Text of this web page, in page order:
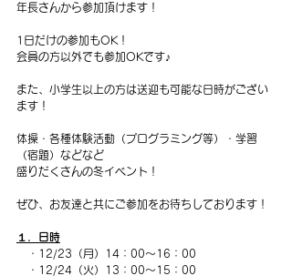
年長さんから参加頂けます！
1日だけの参加もOK！
会員の方以外でも参加OKです♪
また、小学生以上の方は送迎も可能な日時がござい
ます！
体操・各種体験活動（プログラミング等）・学習
（宿題）などなど
盛りだくさんの冬イベント！
ぜひ、お友達と共にご参加をお待ちしております！
１．日時
・12/23（月）14：00～16：00
・12/24（火）13：00～15：00